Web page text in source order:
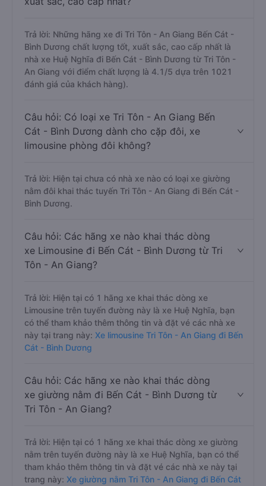
Trả lời: Những hãng xe đi Tri Tôn - An Giang Bến Cát -
Bình Dương chất lượng tốt, xuất sắc, cao cấp nhất là
nhà xe Huệ Nghĩa đi Bến Cát - Bình Dương từ Tri Tôn -
An Giang với điểm chất lượng là 4.1/5 dựa trên 1021
đánh giá của khách hàng).
Câu hỏi: Có loại xe Tri Tôn - An Giang Bến
Cát - Bình Dương dành cho cặp đôi, xe
limousine phòng đôi không?
Trả lời: Hiện tại chưa có nhà xe nào có loại xe giường
nằm đôi khai thác tuyến Tri Tôn - An Giang đi Bến Cát -
Bình Dương.
Câu hỏi: Các hãng xe nào khai thác dòng
xe Limousine đi Bến Cát - Bình Dương từ Tri
Tôn - An Giang?
Trả lời: Hiện tại có 1 hãng xe khai thác dòng xe
Limousine trên tuyến đường này là xe Huệ Nghĩa, bạn
có thể tham khảo thêm thông tin và đặt vé các nhà xe
này tại trang này: Xe limousine Tri Tôn - An Giang đi Bến
Cát - Bình Dương
Câu hỏi: Các hãng xe nào khai thác dòng
xe giường nằm đi Bến Cát - Bình Dương từ
Tri Tôn - An Giang?
Trả lời: Hiện tại có 1 hãng xe khai thác dòng xe giường
nằm trên tuyến đường này là xe Huệ Nghĩa, bạn có thể
tham khảo thêm thông tin và đặt vé các nhà xe này tại
trang này: Xe giường nằm Tri Tôn - An Giang đi Bến Cát